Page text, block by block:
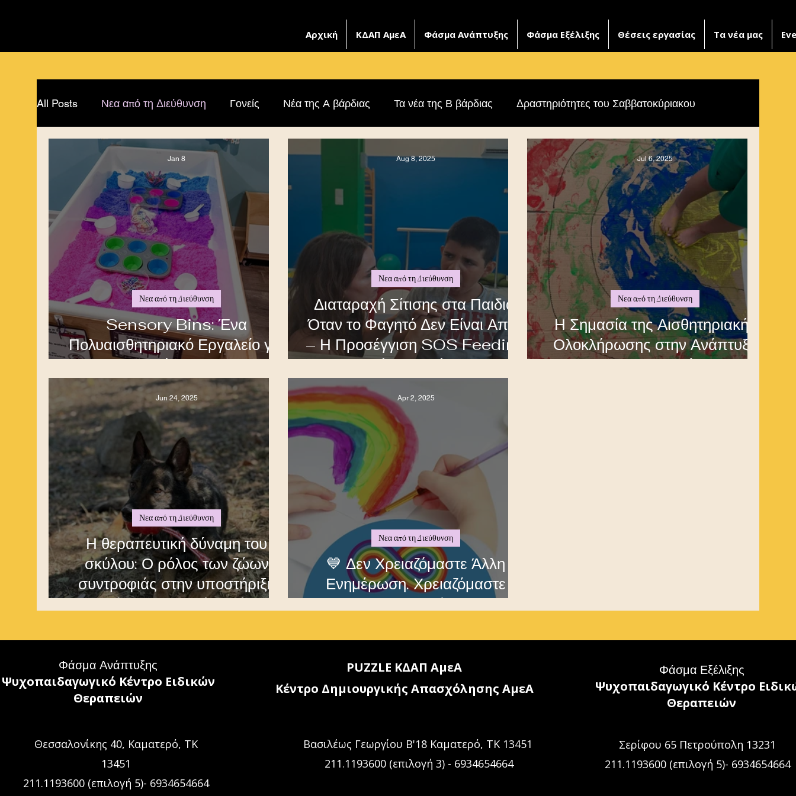
Αρχική ΚΔΑΠ ΑμεΑ Φάσμα Ανάπτυξης Φάσμα Εξέλιξης Θέσεις εργασίας Τα νέα μας
All Posts Νεα από τη Διεύθυνση Γονείς Νέα της Α βάρδιας Τα νέα της Β βάρδιας Δραστηριότητες του Σαββατοκύριακου
Υλικό ειδικής αγωγής
Sensory Bins: Ένα
Πολυαισθητηριακό Εργαλείο για
Παιδιά με ΔΑΦ
Νεα από τη Διεύθυνση
Jan 8
Διαταραχή Σίτισης στα Παιδιά:
Όταν το Φαγητό Δεν Είναι Απλό
– Η Προσέγγιση SOS Feeding
στο Φάσμα Ανάπτυξης
Νεα από τη Διεύθυνση
Aug 8, 2025
Η Σημασία της Αισθητηριακής
Ολοκλήρωσης στην Ανάπτυξη
του Παιδιού
Νεα από τη Διεύθυνση
Jul 6, 2025
Η θεραπευτική δύναμη του
σκύλου: Ο ρόλος των ζώων
συντροφιάς στην υποστήριξη
παιδιών με αυτισμό και άλλες
Νεα από τη Διεύθυνση
Jun 24, 2025
💙 Δεν Χρειαζόμαστε Άλλη
Ενημέρωση. Χρειαζόμαστε
Αποδοχή.
Νεα από τη Διεύθυνση
Apr 2, 2025
Φάσμα Ανάπτυξης
Ψυχοπαιδαγωγικό Κέντρο Ειδικών
Θεραπειών
Θεσσαλονίκης 40, Καματερό, ΤΚ
13451
211.1193600 (επιλογή 5)- 6934654664
PUZZLE ΚΔΑΠ ΑμεΑ
Κέντρο Δημιουργικής Απασχόλησης ΑμεΑ
Βασιλέως Γεωργίου Β'18 Καματερό, ΤΚ 13451
211.1193600 (επιλογή 3) - 6934654664
Φάσμα Εξέλιξης
Ψυχοπαιδαγωγικό Κέντρο
Θεραπειών
Σερίφου 65 Πετρούπολη 13231
211.1193600 (επιλογή 5)- 6934654664